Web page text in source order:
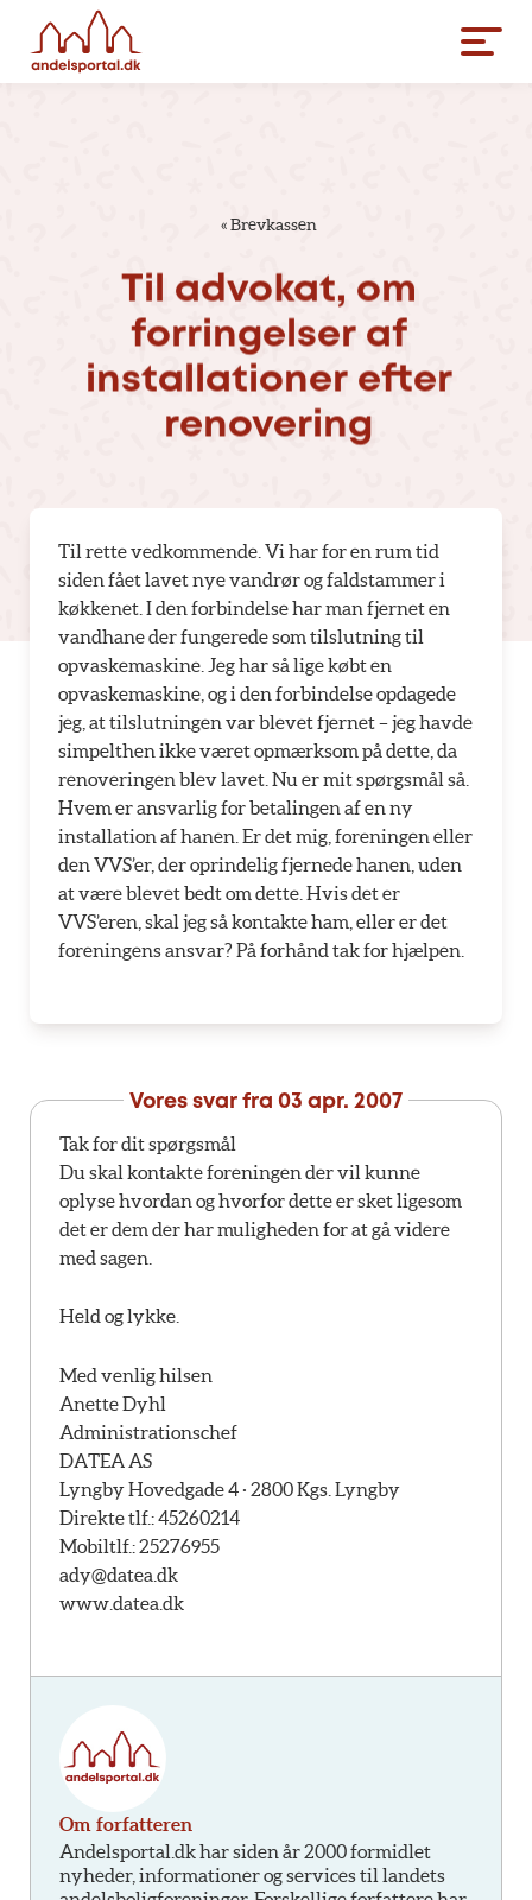
«Brevkassen
Til advokat, om
forringelser af
installationer efter
renovering
Til rette vedkommende. Vi har for en rum tid
siden fået lavet nye vandrør og faldstammer i
køkkenet. I den forbindelse har man fjernet en
vandhane der fungerede som tilslutning til
opvaskemaskine. Jeg har så lige købt en
opvaskemaskine, og i den forbindelse opdagede
jeg, at tilslutningen var blevet fjernet – jeg havde
simpelthen ikke været opmærksom på dette, da
renoveringen blev lavet. Nu er mit spørgsmål så.
Hvem er ansvarlig for betalingen af en ny
installation af hanen. Er det mig, foreningen eller
den VVS’er, der oprindelig fjernede hanen, uden
at være blevet bedt om dette. Hvis det er
VVS’eren, skal jeg så kontakte ham, eller er det
foreningens ansvar? På forhånd tak for hjælpen.
Vores svar fra 03 apr. 2007
Tak for dit spørgsmål
Du skal kontakte foreningen der vil kunne
oplyse hvordan og hvorfor dette er sket ligesom
det er dem der har muligheden for at gå videre
med sagen.
Held og lykke.
Med venlig hilsen
Anette Dyhl
Administrationschef
DATEA AS
Lyngby Hovedgade 4 · 2800 Kgs. Lyngby
Direkte tlf.: 45260214
Mobiltlf.: 25276955
ady@datea.dk
www.datea.dk
Om forfatteren
Andelsportal.dk har siden år 2000 formidlet
nyheder, informationer og services til landets